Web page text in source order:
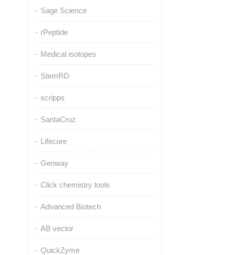
Sage Science
rPeptide
Medical isotopes
StemRD
scripps
SantaCruz
Lifecore
Genway
Click chemistry tools
Advanced Biotech
AB vector
QuickZyme